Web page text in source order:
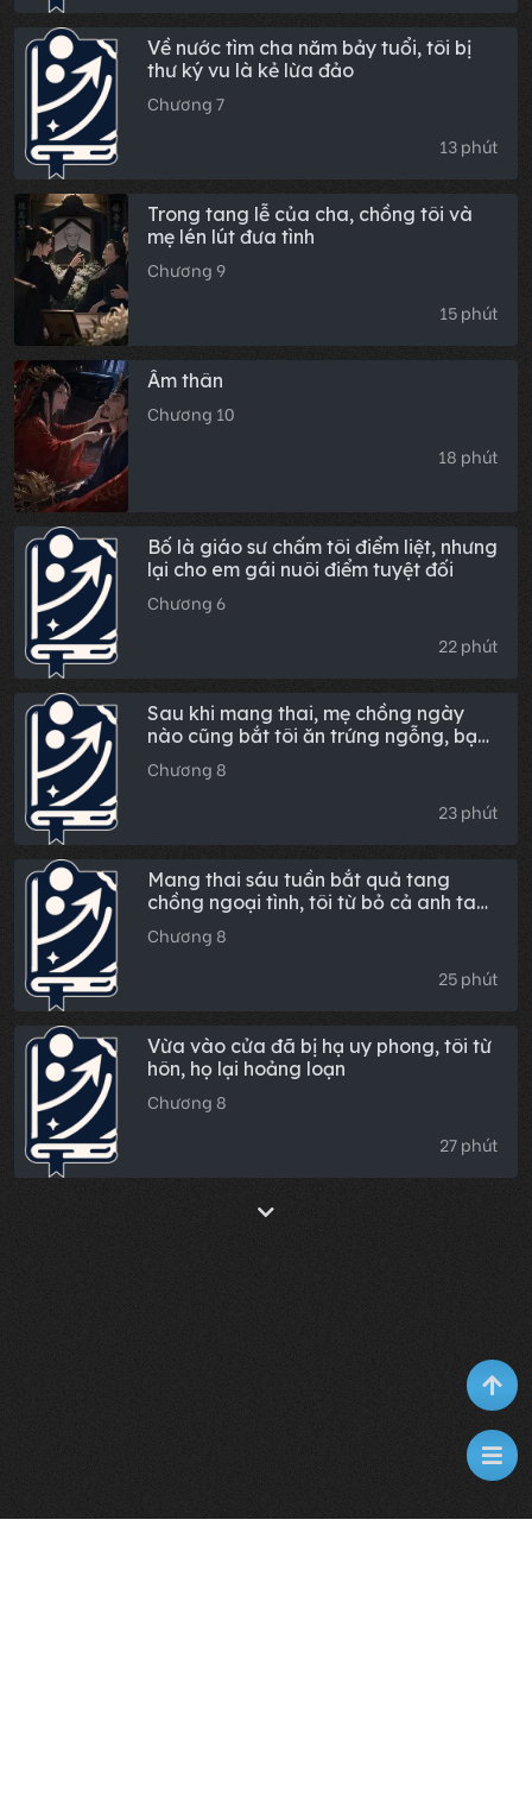
Về nước tìm cha năm bảy tuổi, tôi bị
thư ký vu là kẻ lừa đảo
Chương 7
13 phút
Trong tang lễ của cha, chồng tôi và
mẹ lén lút đưa tình
Chương 9
15 phút
Âm thân
Chương 10
18 phút
Bố là giáo sư chấm tôi điểm liệt, nhưng
lại cho em gái nuôi điểm tuyệt đối
Chương 6
22 phút
Sau khi mang thai, mẹ chồng ngày
nào cũng bắt tôi ăn trứng ngỗng, bạn
cùng phòng đại học bảo tôi mau chạy
trốn đi!
Chương 8
23 phút
Mang thai sáu tuần bắt quả tang
chồng ngoại tình, tôi từ bỏ cả anh ta
lẫn đứa trẻ
Chương 8
25 phút
Vừa vào cửa đã bị hạ uy phong, tôi từ
hôn, họ lại hoảng loạn
Chương 8
27 phút